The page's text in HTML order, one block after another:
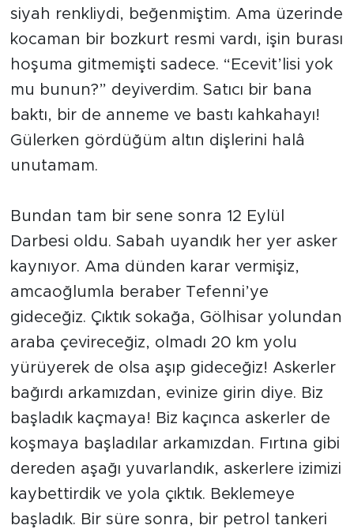
siyah renkliydi, beğenmiştim. Ama üzerinde
kocaman bir bozkurt resmi vardı, işin burası
hoşuma gitmemişti sadece. “Ecevit’lisi yok
mu bunun?” deyiverdim. Satıcı bir bana
baktı, bir de anneme ve bastı kahkahayı!
Gülerken gördüğüm altın dişlerini halâ
unutamam.
Bundan tam bir sene sonra 12 Eylül
Darbesi oldu. Sabah uyandık her yer asker
kaynıyor. Ama dünden karar vermişiz,
amcaoğlumla beraber Tefenni’ye
gideceğiz. Çıktık sokağa, Gölhisar yolundan
araba çevireceğiz, olmadı 20 km yolu
yürüyerek de olsa aşıp gideceğiz! Askerler
bağırdı arkamızdan, evinize girin diye. Biz
başladık kaçmaya! Biz kaçınca askerler de
koşmaya başladılar arkamızdan. Fırtına gibi
dereden aşağı yuvarlandık, askerlere izimizi
kaybettirdik ve yola çıktık. Beklemeye
başladık. Bir süre sonra, bir petrol tankeri